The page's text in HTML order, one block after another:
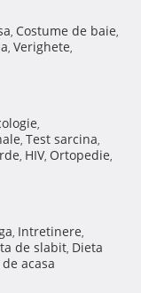
, Costume de baie,
, Verighete,
,
, Test sarcina,
, HIV, Ortopedie,
, Intretinere,
de slabit, Dieta
acasa